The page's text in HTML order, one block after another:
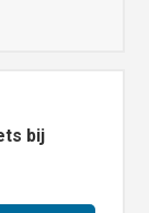
bij